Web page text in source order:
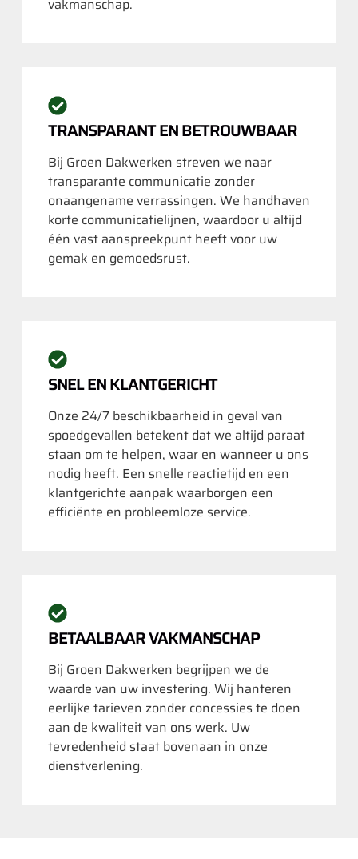
vakmanschap.
TRANSPARANT EN BETROUWBAAR
Bij Groen Dakwerken streven we naar
transparante communicatie zonder
onaangename verrassingen. We handhaven
korte communicatielijnen, waardoor u altijd
één vast aanspreekpunt heeft voor uw
gemak en gemoedsrust.
SNEL EN KLANTGERICHT
Onze 24/7 beschikbaarheid in geval van
spoedgevallen betekent dat we altijd paraat
staan om te helpen, waar en wanneer u ons
nodig heeft. Een snelle reactietijd en een
klantgerichte aanpak waarborgen een
efficiënte en probleemloze service.
BETAALBAAR VAKMANSCHAP
Bij Groen Dakwerken begrijpen we de
waarde van uw investering. Wij hanteren
eerlijke tarieven zonder concessies te doen
aan de kwaliteit van ons werk. Uw
tevredenheid staat bovenaan in onze
dienstverlening.